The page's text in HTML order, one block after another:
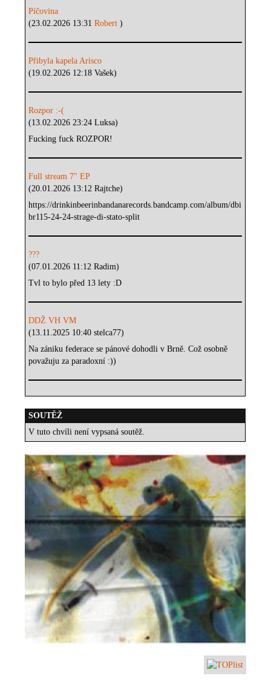
Píčovina
(23.02.2026 13:31Robert)
Přibyla kapela Arisco
(19.02.2026 12:18 Vašek)
Rozpor :-(
(13.02.2026 23:24 Luksa)
Fucking fuck ROZPOR!
Full stream 7" EP
(20.01.2026 13:12 Rajtche)
https://drinkinbeerinbandanarecords.bandcamp.com/album/dbi
br115-24-24-strage-di-stato-split
???
(07.01.2026 11:12 Radim)
Tvl to bylo před 13 lety :D
DDŽ VH VM
(13.11.2025 10:40 stelca77)
Na zániku federace se pánové dohodli v Brně. Což osobně
považuju za paradoxní :))
SOUTĚŽ
V tuto chvíli není vypsaná soutěž.